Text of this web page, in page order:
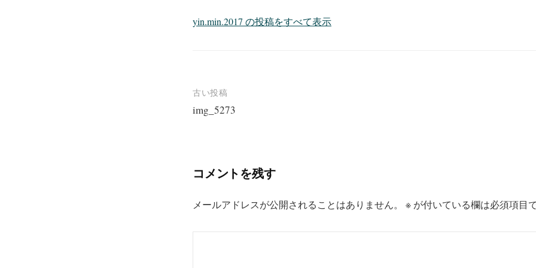
yin.min.2017 の投稿をすべて表示
投
稿
ゲ
シ
ョ
古い投稿
img_5273
コメントを残す
メールアドレスが公開されることはありません。 ※ が付いている欄は必須項目